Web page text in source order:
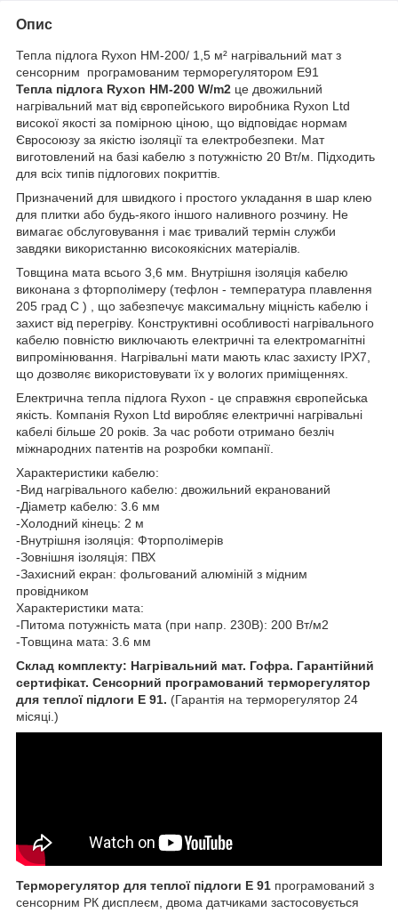
Опис
Тепла підлога Ryxon HM-200/ 1,5 м² нагрівальний мат з
сенсорним програмованим терморегулятором E91
Тепла підлога Ryxon HM-200 W/m2 це двожильний
нагрівальний мат від європейського виробника Ryxon Ltd
високої якості за помірною ціною, що відповідає нормам
Євросоюзу за якістю ізоляції та електробезпеки. Мат
виготовлений на базі кабелю з потужністю 20 Вт/м. Підходить
для всіх типів підлогових покриттів.
Призначений для швидкого і простого укладання в шар клею
для плитки або будь-якого іншого наливного розчину. Не
вимагає обслуговування і має тривалий термін служби
завдяки використанню високоякісних матеріалів
Товщина мата всього 3,6 мм. Внутрішня ізоляція кабелю
виконана з фторполімеру (тефлон - температура плавлення
205 град С ) , що забезпечує максимальну міцність кабелю і
захист від перегріву. Конструктивні особливості нагрівального
кабелю повністю виключають електричні та електромагнітні
випромінювання.
Нагрівальні мати мають клас захисту IPX7,
що дозволяє використовувати їх у вологих приміщеннях.
Електрична тепла підлога Ryxon - це справжня європейська
якість. Компанія Ryxon Ltd виробляє електричні нагрівальні
кабелі більше 20 років. За час роботи отримано безліч
міжнародних патентів на розробки компанії.
Характеристики кабелю:
-Вид нагрівального кабелю: двожильний екранований
-Діаметр кабелю: 3.6 мм
-Холодний кінець: 2 м
-Внутрішня ізоляція: Фторполімерів
-Зовнішня ізоляція: ПВХ
-Захисний екран: фольгований алюміній з мідним
провідником
Характеристики мата:
-Питома потужність мата (при напр. 230В): 200 Вт/м2
-Товщина мата: 3.6 мм
Склад комплекту: Нагрівальний мат. Гофра. Гарантійний
сертифікат. Сенсорний програмований терморегулятор
для теплої підлоги Е 91. (Гарантія на терморегулятор 24
місяці.)
Терморегулятор для теплої підлоги Е 91 програмований з
сенсорним РК дисплеєм, двома датчиками застосовується